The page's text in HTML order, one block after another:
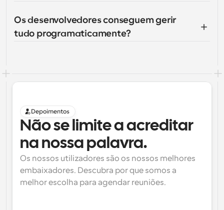
Os desenvolvedores conseguem gerir
tudo programaticamente?
Depoimentos
Não se limite a acreditar
na nossa palavra.
Os nossos utilizadores são os nossos melhores
embaixadores. Descubra por que somos a
melhor escolha para agendar reuniões.